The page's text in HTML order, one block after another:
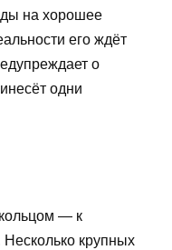
на хорошее
его ждёт
о
одни
— к
крупных